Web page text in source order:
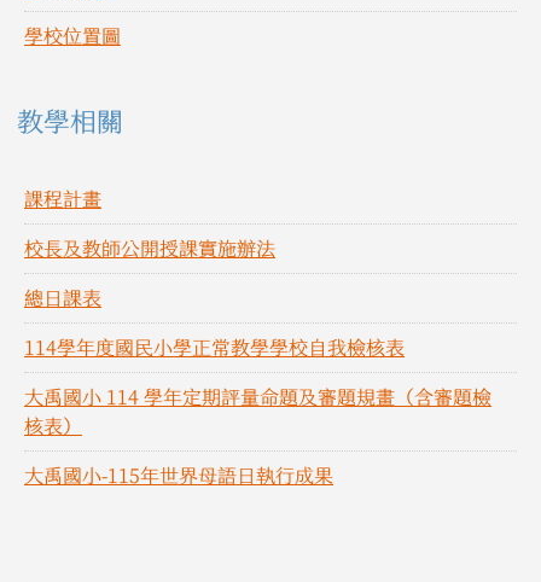
學校位置圖
教學相關
課程計畫
校長及教師公開授課實施辦法
總日課表
114學年度國民小學正常教學學校自我檢核表
大禹國小 114 學年定期評量命題及審題規畫（含審題檢
核表）
大禹國小-115年世界母語日執行成果